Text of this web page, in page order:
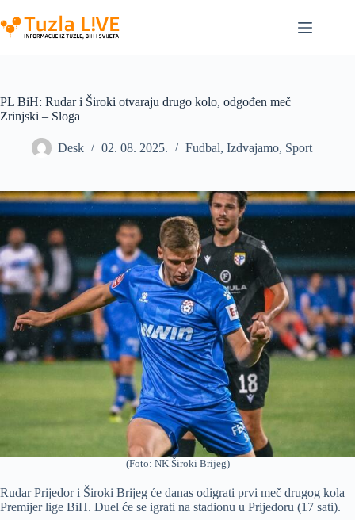
to
content
PL BiH: Rudar i Široki otvaraju drugo kolo, odgođen meč
Zrinjski – Sloga
Desk 02. 08. 2025. Fudbal, Izdvajamo, Sport
(Foto: NK Široki Brijeg)
Rudar Prijedor i Široki Brijeg će danas odigrati prvi meč drugog kola
Premijer lige BiH. Duel će se igrati na stadionu u Prijedoru (17 sati).